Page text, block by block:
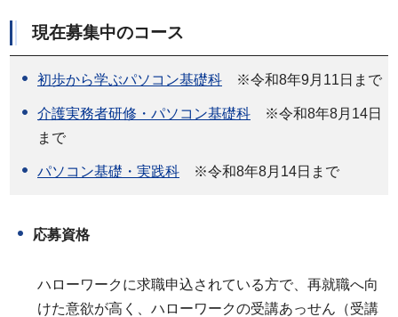
現在募集中のコース
初歩から学ぶパソコン基礎科 ※令和8年9月11日まで
介護実務者研修・パソコン基礎科 ※令和8年8月14日
まで
パソコン基礎・実践科 ※令和8年8月14日まで
応募資格
ハローワークに求職申込されている方で、再就職へ向
けた意欲が高く、ハローワークの受講あっせん（受講